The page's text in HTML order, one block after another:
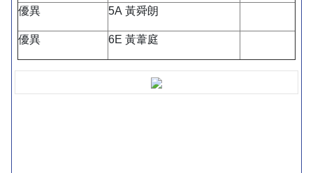
優異 5A 黃舜朗
優異 6E 黃葦庭